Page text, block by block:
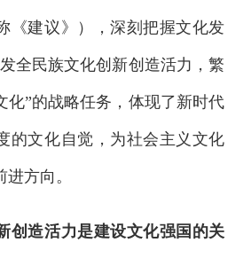
《建议》），深刻把握文化发
全民族文化创新创造活力，繁
化”的战略任务，体现了新时代
的文化自觉，为社会主义文化
方向。
创造活力是建设文化强国的关